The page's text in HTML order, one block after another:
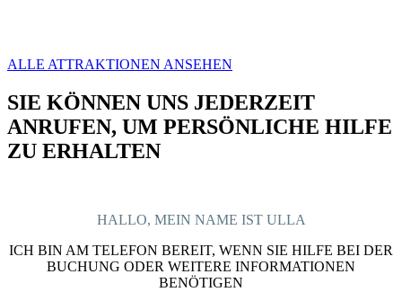
ALLE ATTRAKTIONEN ANSEHEN
SIE KÖNNEN UNS JEDERZEIT
ANRUFEN, UM PERSÖNLICHE HILFE
ZU ERHALTEN
HALLO, MEIN NAME IST ULLA
ICH BIN AM TELEFON BEREIT, WENN SIE HILFE BEI DER
BUCHUNG ODER WEITERE INFORMATIONEN
BENÖTIGEN